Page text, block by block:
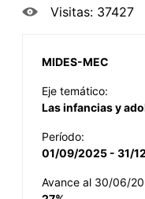
Visitas: 37427
MIDES-MEC
Eje temático:
Las infancias y
Período:
01/09/2025 - 31/
Avance al 30/06/